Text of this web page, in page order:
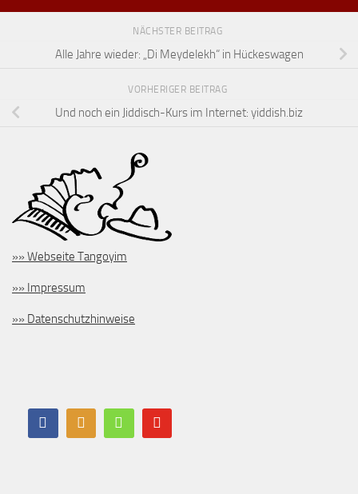
NÄCHSTER BEITRAG
Alle Jahre wieder: „Di Meydelekh“ in Hückeswagen
VORHERIGER BEITRAG
Und noch ein Jiddisch-Kurs im Internet: yiddish.biz
»» Webseite Tangoyim
»» Impressum
»» Datenschutzhinweise